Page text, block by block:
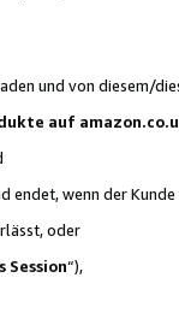
und von diesem/
auf
endet, wenn der
oder
Session“),